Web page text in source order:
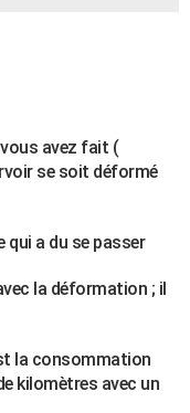
avez fait (
se soit déformé
qui a du se passer
la déformation ; il
la consommation
kilomètres avec un